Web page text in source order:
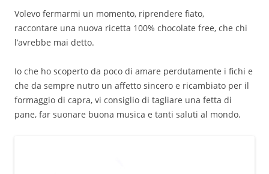
Volevo fermarmi un momento, riprendere fiato,
raccontare una nuova ricetta 100% chocolate free, che chi
l’avrebbe mai detto.
Io che ho scoperto da poco di amare perdutamente i fichi e
che da sempre nutro un affetto sincero e ricambiato per il
formaggio di capra, vi consiglio di tagliare una fetta di
pane, far suonare buona musica e tanti saluti al mondo.